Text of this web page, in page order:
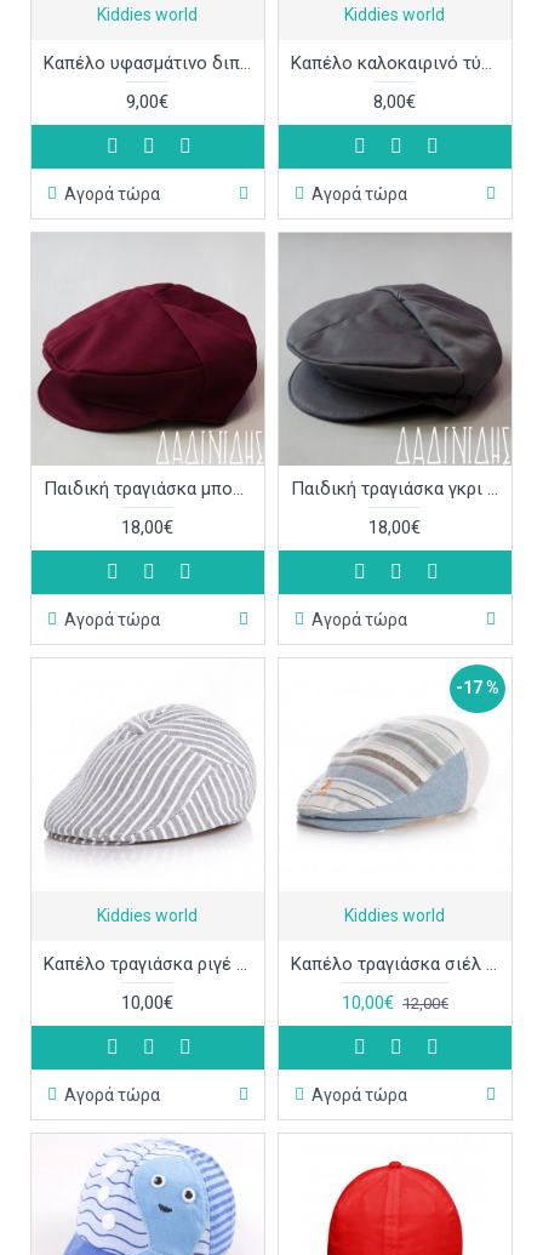
Kiddies world
Καπέλο υφασμάτινο διπλής όψης Δεινοσαυράκια ΚΑΠ291
9,00€
Αγορά τώρα
Kiddies world
Καπέλο καλοκαιρινό τύπου τζιν με αστεράκια ΚΑΠ279
8,00€
Αγορά τώρα
Παιδική τραγιάσκα μπορντώ ΚΑΠ274
18,00€
Αγορά τώρα
Παιδική τραγιάσκα γκρι ΚΑΠ272
18,00€
Αγορά τώρα
Kiddies world
Καπέλο τραγιάσκα ριγέ ΚΑΠ265
10,00€
Αγορά τώρα
-17 %
Kiddies world
Καπέλο τραγιάσκα σιέλ ριγέ ΚΑΠ264
10,00€ 12,00€
Αγορά τώρα